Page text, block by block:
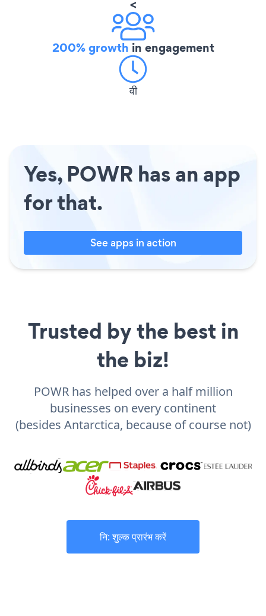
<
200% growth in engagement
वी
Yes, POWR has an app
for that.
See apps in action
Trusted by the best in
the biz!
POWR has helped over a half million
businesses on every continent
(besides Antarctica, because of course not)
नि: शुल्क प्रारंभ करें